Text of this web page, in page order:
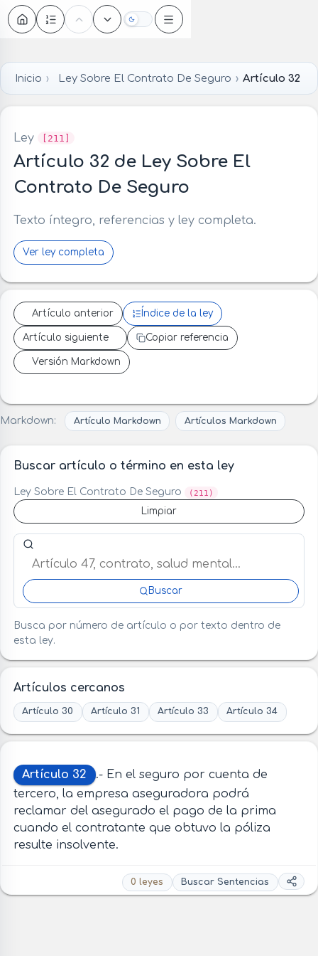
Oscuro
Inicio Ley Sobre El Contrato De Seguro Artículo 32
Ley [211]
Artículo 32 de Ley Sobre El
Contrato De Seguro
Texto íntegro, referencias y ley completa.
Ver ley completa
Artículo anterior Índice de la ley
Artículo siguiente Copiar referencia
Versión Markdown
Markdown: Artículo Markdown Artículos Markdown
Buscar artículo o término en esta ley
Ley Sobre El Contrato De Seguro (211)
Limpiar
Buscar artículo o término en esta ley
Buscar
Busca por número de artículo o por texto dentro de
esta ley.
Artículos cercanos
Artículo 30 Artículo 31 Artículo 33 Artículo 34
Artículo 32
.- En el seguro por cuenta de
tercero, la empresa aseguradora podrá
reclamar del asegurado el pago de la prima
cuando el contratante que obtuvo la póliza
resulte insolvente.
0 leyes Buscar Sentencias